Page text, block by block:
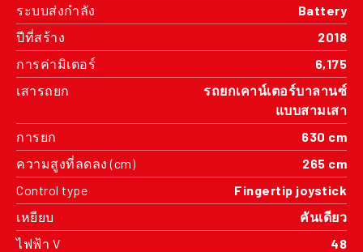
ระบบส่งกำลัง
Battery
ปีที่สร้าง
2018
การค่ามิเตอร์
6,175
เสารถยก
รถยกเคาน์เตอร์บาลานซ์
แบบสามเสา
การยก
630 cm
ความสูงที่ลดลง (cm)
265 cm
Control type
Fingertip joystick
เหยียบ
คันเดียว
ไฟฟ้า V
48